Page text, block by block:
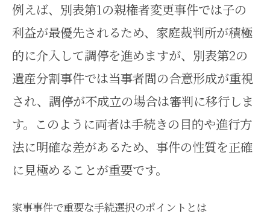
例えば、別表第1の親権者変更事件では子の
利益が最優先されるため、家庭裁判所が積極
的に介入して調停を進めますが、別表第2の
遺産分割事件では当事者間の合意形成が重視
され、調停が不成立の場合は審判に移行しま
す。このように両者は手続きの目的や進行方
法に明確な差があるため、事件の性質を正確
に見極めることが重要です。
家事事件で重要な手続選択のポイントとは